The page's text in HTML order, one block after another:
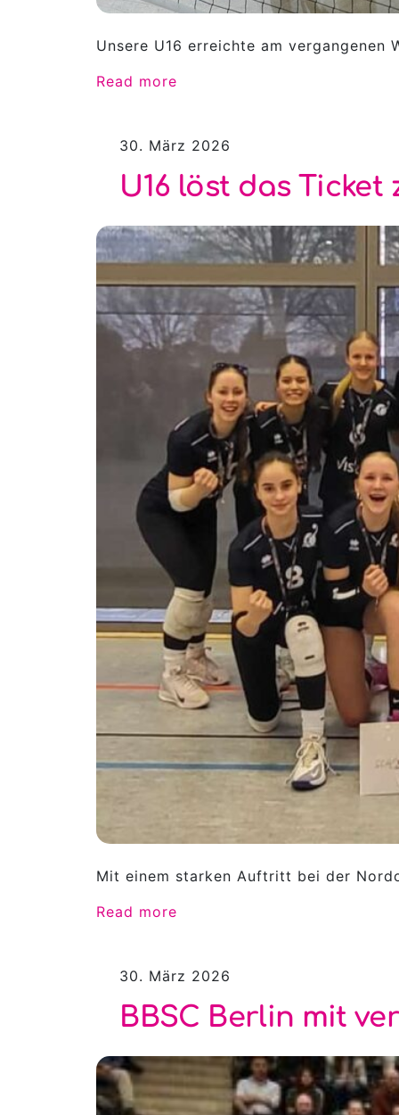
Unsere U16 erreichte am
Read more
30. März 2026
U16 löst das
Mit einem starken Auftritt bei der
Read more
30. März 2026
BBSC Berlin mit